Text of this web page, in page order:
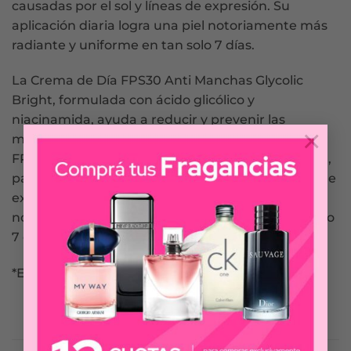
×
causadas por el sol y líneas de expresión. Su
aplicación diaria logra una piel notoriamente más
radiante y uniforme en tan solo 7 días.
La Crema de Día FPS30 Anti Manchas Glycolic
Bright, formulada con ácido glicólico y
niacinamida, ayuda a reducir y prevenir las
manchas en la piel. Contiene alta protección solar
FPS30, protegiendo la piel de los rayos UVB y UVA,
para evitar manchas causadas por el sol y líneas de
expresión. Su aplicación diaria logra una piel
notoriamente más radiante y uniforme en tan solo
7 días.
*Estudio clínico en 40 mujeres